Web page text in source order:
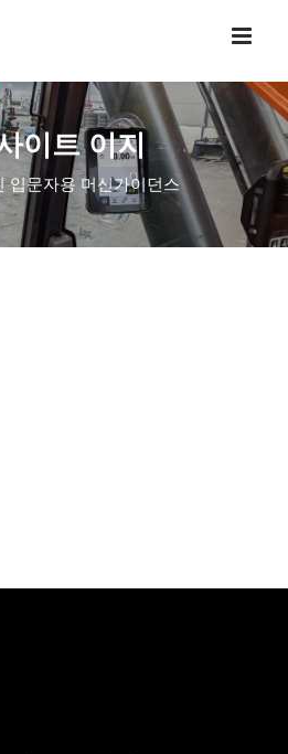
이트 이지
입문자용 머신가이던스